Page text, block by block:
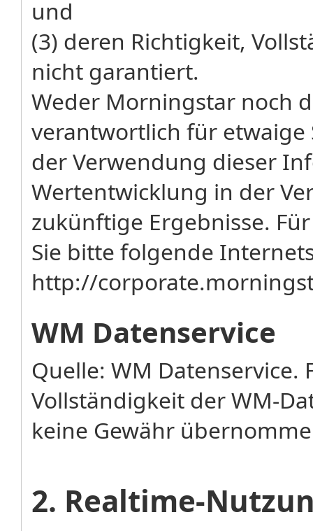
und
(3) deren Richtigkeit,
nicht garantiert.
Weder Morningstar noch
verantwortlich für etwaige
der Verwendung dieser
Wertentwicklung in der
zukünftige Ergebnisse.
Sie bitte folgende
http://
WM Datenservice
Quelle: WM
Vollständigkeit der WM-
keine Gewähr
2. Realtime-